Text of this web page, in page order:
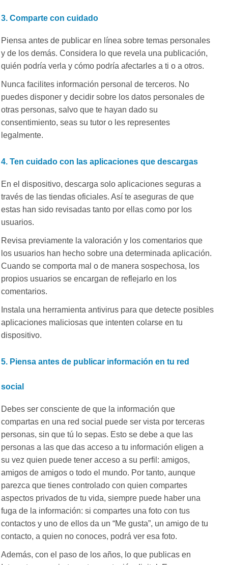
3. Comparte con cuidado
Piensa antes de publicar en línea sobre temas personales
y de los demás. Considera lo que revela una publicación,
quién podría verla y cómo podría afectarles a ti o a otros.
Nunca facilites información personal de terceros. No
puedes disponer y decidir sobre los datos personales de
otras personas, salvo que te hayan dado su
consentimiento, seas su tutor o les representes
legalmente.
4. Ten cuidado con las aplicaciones que descargas
En el dispositivo, descarga solo aplicaciones seguras a
través de las tiendas oficiales. Así te aseguras de que
estas han sido revisadas tanto por ellas como por los
usuarios.
Revisa previamente la valoración y los comentarios que
los usuarios han hecho sobre una determinada aplicación.
Cuando se comporta mal o de manera sospechosa, los
propios usuarios se encargan de reflejarlo en los
comentarios.
Instala una herramienta antivirus para que detecte posibles
aplicaciones maliciosas que intenten colarse en tu
dispositivo.
5. Piensa antes de publicar información en tu red
social
Debes ser consciente de que la información que
compartas en una red social puede ser vista por terceras
personas, sin que tú lo sepas. Esto se debe a que las
personas a las que das acceso a tu información eligen a
su vez quien puede tener acceso a su perfil: amigos,
amigos de amigos o todo el mundo. Por tanto, aunque
parezca que tienes controlado con quien compartes
aspectos privados de tu vida, siempre puede haber una
fuga de la información: si compartes una foto con tus
contactos y uno de ellos da un “Me gusta”, un amigo de tu
contacto, a quien no conoces, podrá ver esa foto.
Además, con el paso de los años, lo que publicas en